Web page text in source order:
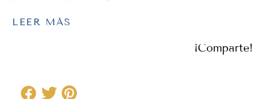
LEER MÁS
¡Comparte!